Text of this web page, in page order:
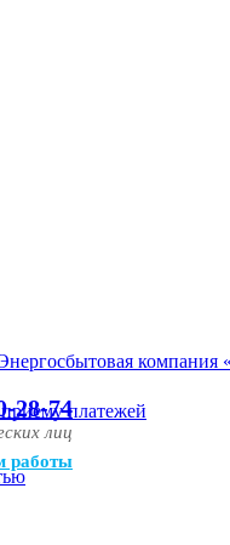
компания
28-74
лиц
работы
платежей